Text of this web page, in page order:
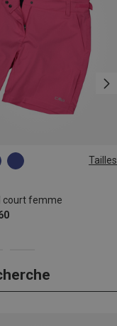
Tailles
court femme
S M